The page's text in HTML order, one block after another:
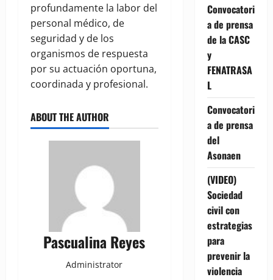
profundamente la labor del
personal médico, de
seguridad y de los
organismos de respuesta
por su actuación oportuna,
coordinada y profesional.
ABOUT THE AUTHOR
Pascualina Reyes
Administrator
Convocatori
a de prensa
de la CASC
y
FENATRASA
L
Convocatori
a de prensa
del
Asonaen
(VIDEO)
Sociedad
civil con
estrategias
para
prevenir la
violencia